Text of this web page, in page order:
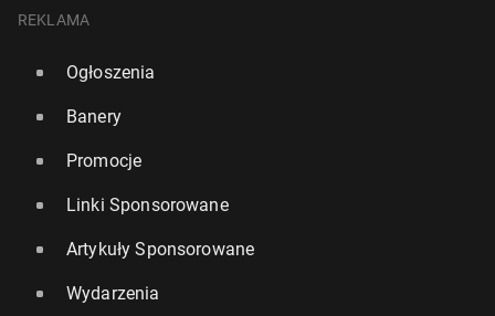
REKLAMA
Ogłoszenia
Banery
Promocje
Linki Sponsorowane
Artykuły Sponsorowane
Wydarzenia